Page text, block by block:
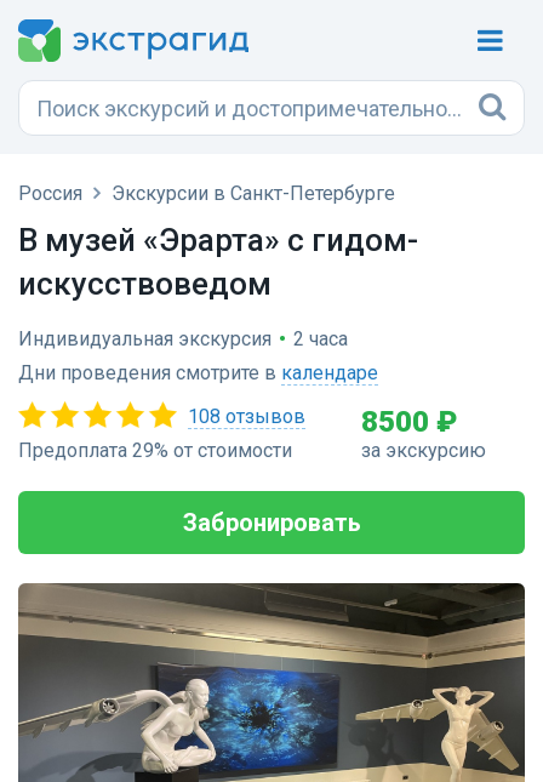
Россия Экскурсии в Санкт-Петербурге
В музей «Эрарта» с гидом-
искусствоведом
Индивидуальная экскурсия • 2 часа
Дни проведения смотрите в календаре
108 отзывов
Предоплата 29% от стоимости
8500 ₽
за экскурсию
Забронировать